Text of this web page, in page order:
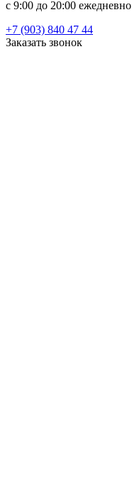
c 9:00 до 20:00 ежедневно
+7 (903) 840 47 44
Заказать звонок